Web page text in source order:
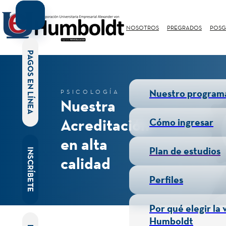
NOSOTROS PREGRADOS
PSICOLOGÍA
Nuestra
Acreditación
en alta
calidad
Nuestro
Cómo ingresar
Plan de estudios
Perfiles
Por qué elegir la
Humboldt
PAGOS EN LÍNEA
INSCRÍBETE